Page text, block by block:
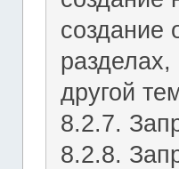
создание
другой
8.2.7.
8.2.8.